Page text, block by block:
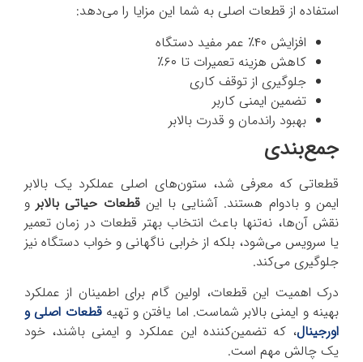
استفاده از قطعات اصلی به شما این مزایا را می‌دهد:
افزایش ۴۰٪ عمر مفید دستگاه
کاهش هزینه تعمیرات تا ۶۰٪
جلوگیری از توقف کاری
تضمین ایمنی کاربر
بهبود راندمان و قدرت بالابر
جمع‌بندی
قطعاتی که معرفی شد، ستون‌های اصلی عملکرد یک بالابر
ایمن و بادوام هستند. آشنایی با اینقطعات حیاتی بالابر و
نقش آن‌ها، نه‌تنها باعث انتخاب بهتر قطعات در زمان تعمیر
یا سرویس می‌شود، بلکه از خرابی ناگهانی و خواب دستگاه نیز
جلوگیری می‌کند.
درک اهمیت این قطعات، اولین گام برای اطمینان از عملکرد
بهینه و ایمنی بالابر شماست. اما یافتن و تهیهقطعات اصلی و
اورجینال، که تضمین‌کننده این عملکرد و ایمنی باشند، خود
یک چالش مهم است.